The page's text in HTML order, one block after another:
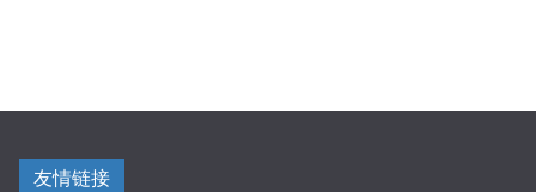
友情链接